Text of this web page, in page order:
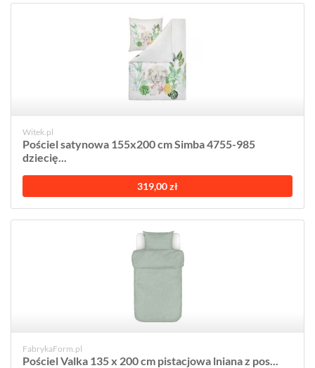
Witek.pl
Pościel satynowa 155x200 cm Simba 4755-985
dziecię...
319,00 zł
FabrykaForm.pl
Pościel Valka 135 x 200 cm pistacjowa lniana z pos...